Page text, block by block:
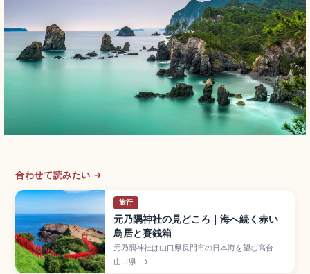
合わせて読みたい →
旅行
元乃隅神社の見どころ｜海へ続く赤い
鳥居と賽銭箱
元乃隅神社は山口県長門市の日本海を望む高台に
鎮座する神社で、青い海に向かって123基の朱色の
鳥居が連なる絶景パワースポット。CNNが選ぶ
山口県 →